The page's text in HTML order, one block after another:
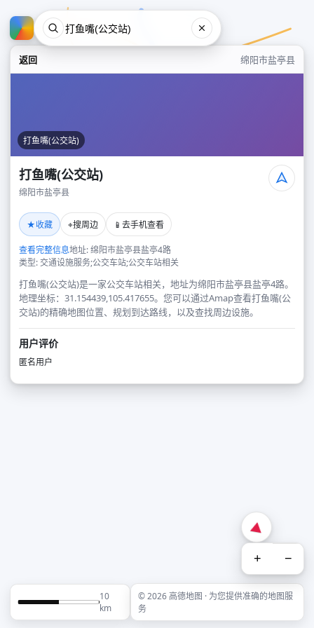
返回 绵阳市盐亭县
打鱼嘴(公交站)
打鱼嘴(公交站)
绵阳市盐亭县
★收藏 ⌖搜周边 📱 去手机查看
查看完整信息地址: 绵阳市盐亭县盐亭4路
类型: 交通设施服务;公交车站;公交车站相关
打鱼嘴(公交站)是一家公交车站相关，地址为绵阳市盐亭县盐亭4路。
地理坐标：31.154439,105.417655。您可以通过Amap查看打鱼嘴(公
交站)的精确地图位置、规划到达路线，以及查找周边设施。
用户评价
匿名用户
+ −
10
km
© 2026 高德地图 · 为您提供准确的地图服
务